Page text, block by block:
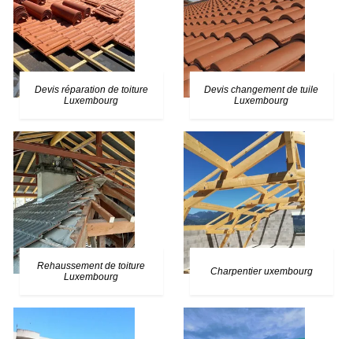
Devis réparation de toiture
Luxembourg
Devis changement de tuile
Luxembourg
Rehaussement de toiture
Luxembourg
Charpentier uxembourg